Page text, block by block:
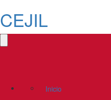
CEJIL
Inicio